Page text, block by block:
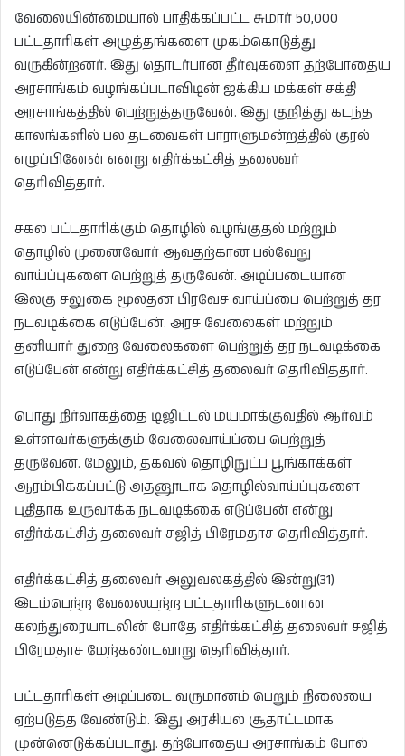
வேலையின்மையால் பாதிக்கப்பட்ட சுமார் 50,000
பட்டதாரிகள் அழுத்தங்களை முகம்கொடுத்து
வருகின்றனர். இது தொடர்பான தீர்வுகளை தற்போதைய
அரசாங்கம் வழங்கப்படாவிடின் ஐக்கிய மக்கள் சக்தி
அரசாங்கத்தில் பெற்றுத்தருவேன். இது குறித்து கடந்த
காலங்களில் பல தடவைகள் பாராளுமன்றத்தில் குரல்
எழுப்பினேன் என்று எதிர்க்கட்சித் தலைவர்
தெரிவித்தார்.
சகல பட்டதாரிக்கும் தொழில் வழங்குதல் மற்றும்
தொழில் முனைவோர் ஆவதற்கான பல்வேறு
வாய்ப்புகளை பெற்றுத் தருவேன். அடிப்படையான
இலகு சலுகை மூலதன பிரவேச வாய்ப்பை பெற்றுத் தர
நடவடிக்கை எடுப்பேன். அரச வேலைகள் மற்றும்
தனியார் துறை வேலைகளை பெற்றுத் தர நடவடிக்கை
எடுப்பேன் என்று எதிர்க்கட்சித் தலைவர் தெரிவித்தார்.
பொது நிர்வாகத்தை டிஜிட்டல் மயமாக்குவதில் ஆர்வம்
உள்ளவர்களுக்கும் வேலைவாய்ப்பை பெற்றுத்
தருவேன். மேலும், தகவல் தொழிநுட்ப பூங்காக்கள்
ஆரம்பிக்கப்பட்டு அதனூடாக தொழில்வாய்ப்புகளை
புதிதாக உருவாக்க நடவடிக்கை எடுப்பேன் என்று
எதிர்க்கட்சித் தலைவர் சஜித் பிரேமதாச தெரிவித்தார்.
எதிர்க்கட்சித் தலைவர் அலுவலகத்தில் இன்று(31)
இடம்பெற்ற வேலையற்ற பட்டதாரிகளுடனான
கலந்துரையாடலின் போதே எதிர்க்கட்சித் தலைவர் சஜித்
பிரேமதாச மேற்கண்டவாறு தெரிவித்தார்.
பட்டதாரிகள் அடிப்படை வருமானம் பெறும் நிலையை
ஏற்படுத்த வேண்டும். இது அரசியல் சூதாட்டமாக
முன்னெடுக்கப்படாது. தற்போதைய அரசாங்கம் போல்